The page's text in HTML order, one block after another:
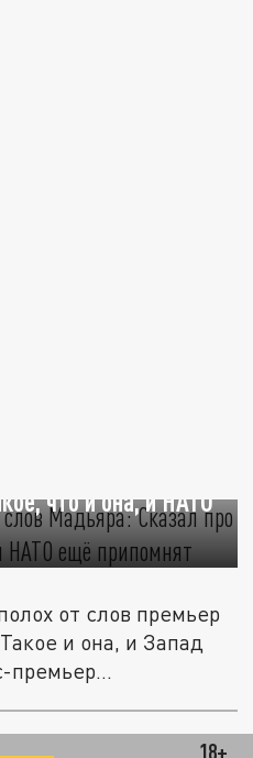
18+
что и она, и НАТО
от слов премьер
и она, и Запад
премьер...